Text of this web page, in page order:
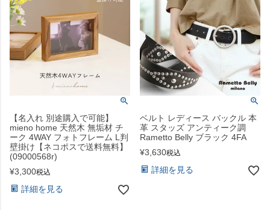
【名入れ 別途購入で可能】
mieno home 天然木 無垢材 チ
ーク 4WAY フォトフレーム L判
壁掛け【ネコポスで送料無料】
(09000568r)
¥3,300税込
詳細を見る
ベルト レディース バックル 本
革 スタッズ アンティーク調
Rametto Belly ブラック 4FA
¥3,630税込
詳細を見る